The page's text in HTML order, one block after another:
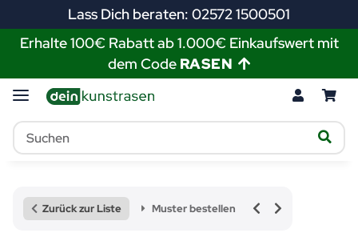
Lass Dich beraten: 02572 1500501
Erhalte 100€ Rabatt ab 1.000€ Einkaufswert mit
dem Code RASEN
Zurück zur Liste Muster bestellen